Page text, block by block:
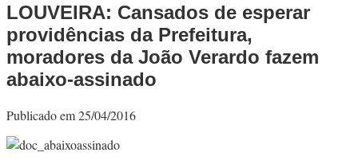
LOUVEIRA: Cansados de esperar
providências da Prefeitura,
moradores da João Verardo fazem
abaixo-assinado
Publicado em 25/04/2016